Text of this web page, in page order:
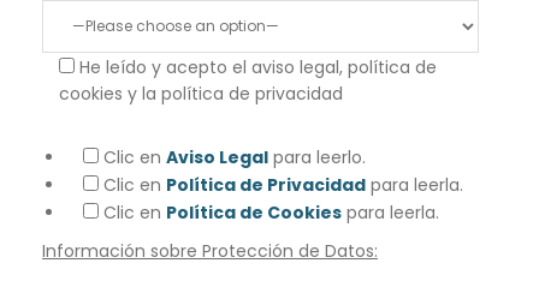
He leído y acepto el aviso legal, política de
cookies y la política de privacidad
Clic en Aviso Legal para leerlo.
Clic en Política de Privacidad para leerla.
Clic en Política de Cookies para leerla.
Información sobre Protección de Datos: